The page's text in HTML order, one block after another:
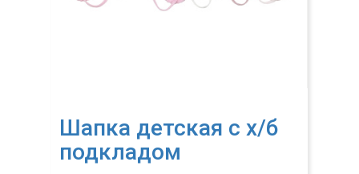
Шапка детская с х/б
подкладом